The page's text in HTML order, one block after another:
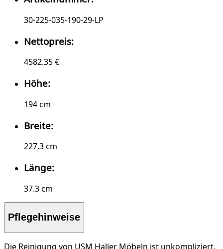
30-225-035-190-29-LP
Nettopreis:
4582.35 €
Höhe:
194 cm
Breite:
227.3 cm
Länge:
37.3 cm
Pflegehinweise
Die Reinigung von USM Haller Möbeln ist unkompliziert,